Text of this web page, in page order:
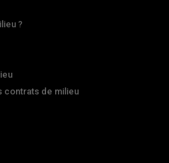
?
contrats de milieu